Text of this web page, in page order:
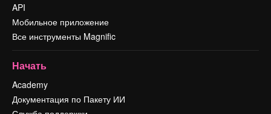
API
Мобильное приложение
Все инструменты Magnific
Начать
Academy
Документация по Пакету ИИ